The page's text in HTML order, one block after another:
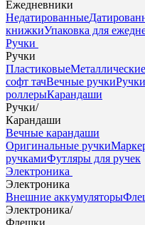
Ежедневники
Недатированные
книжкиУпаковка для
Ручки
Ручки
ПластиковыеМеталлические
софт тачВечные ручки
роллерыКарандаши
Ручки/
Карандаши
Вечные карандаши
Оригинальные ручки
ручкамиФутляры для ручек
Электроника
Электроника
Внешние аккумуляторы
Электроника/
Флешки